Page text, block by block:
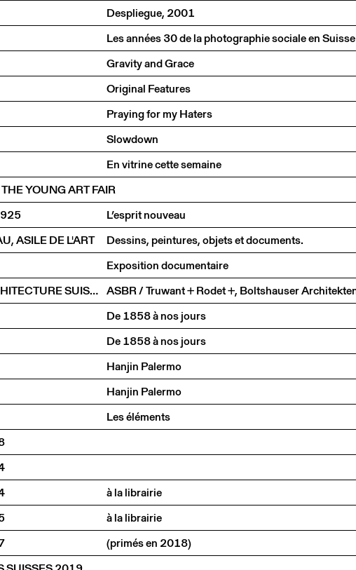
Despliegue, 2001
Les années 30 de la photographie sociale en Suisse
Gravity and Grace
Original Features
Praying for my Haters
Slowdown
En vitrine cette semaine
YOUNG ART FAIR
L’esprit nouveau
ASILE DE L'ART
Dessins, peintures, objets et documents.
Exposition documentaire
LE TEMPS DU DÉTAIL. EXTRAITS D’ARCHITECTURE SUISSE CONTEMPORAINE
De 1858 à nos jours
De 1858 à nos jours
Hanjin Palermo
Hanjin Palermo
Les éléments
à la librairie
à la librairie
(primés en 2018)